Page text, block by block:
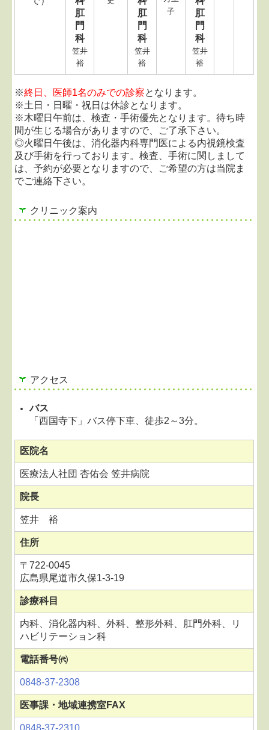
クリニック案内
アクセス
バス
「西国寺下」バス停下車、徒歩2～3分。
医院名
医療法人社団 杏佑会 笠井病院
院長
笠井 裕
住所
〒722-0045
広島県尾道市久保1-3-19
診療科目
内科、消化器内科、外科、整形外科、肛門外科、リ
ハビリテーション科
電話番号㈹
0848-37-2308
医事課・地域連携室FAX
肛
門
科
笠井
裕
肛
門
科
笠井
裕
子
肛
門
科
笠井
裕
※終日、医師1名のみでの診察となります。
※土日・日曜・祝日は休診となります。
※木曜日午前は、検査・手術優先となります。待ち時
間が生じる場合がありますので、ご了承下さい。
◎火曜日午後は、消化器内科専門医による内視鏡検査
及び手術を行っております。検査、手術に関しまして
は、予約が必要となりますので、ご希望の方は当院ま
でご連絡下さい。